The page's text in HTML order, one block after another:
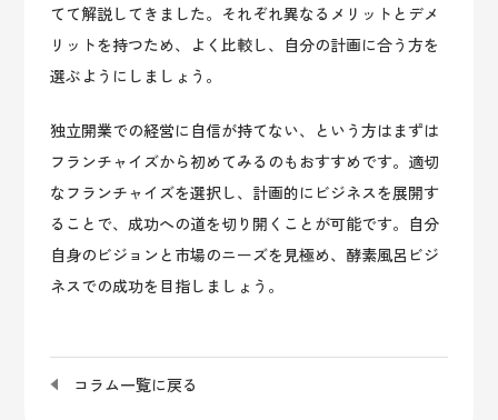
てて解説してきました。それぞれ異なるメリットとデメ
リットを持つため、よく比較し、自分の計画に合う方を
選ぶようにしましょう。
独立開業での経営に自信が持てない、という方はまずは
フランチャイズから初めてみるのもおすすめです。適切
なフランチャイズを選択し、計画的にビジネスを展開す
ることで、成功への道を切り開くことが可能です。自分
自身のビジョンと市場のニーズを見極め、酵素風呂ビジ
ネスでの成功を目指しましょう。
コラム一覧に戻る